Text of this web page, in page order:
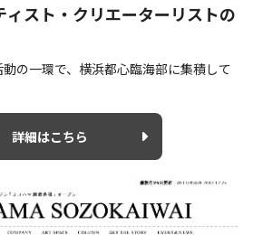
スト・クリエーターリストの
の一環で、横浜都心臨海部に集積して
詳細はこちら